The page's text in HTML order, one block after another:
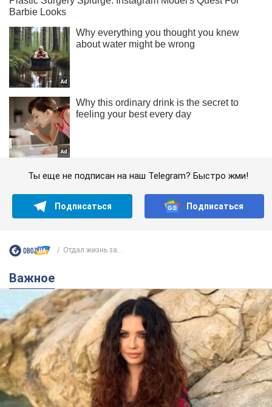
Ты еще не подписан на наш Telegram? Быстро жми!
Подписаться Подписаться
Отдал жизнь за...
Важное